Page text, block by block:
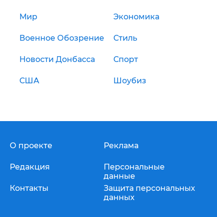
Мир Экономика
Военное Обозрение Стиль
Новости Донбасса Спорт
США Шоубиз
О проекте
Редакция
Контакты
Реклама
Персональные
данные
Защита персональных
данных